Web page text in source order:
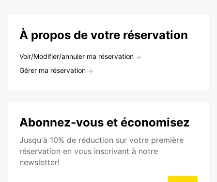
À propos de votre réservation
Voir/Modifier/annuler ma réservation
Gérer ma réservation
Abonnez-vous et économisez
Jusqu'à 10% de réduction sur votre première
réservation en vous inscrivant à notre
newsletter!